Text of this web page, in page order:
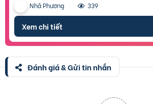
Nhã Phương 339
Xem chi tiết
Đánh giá & Gửi tin nhắn